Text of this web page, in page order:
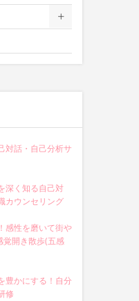
対話・自己分析サ
深く知る自己対
カウンセリング
感性を磨いて街や
覚開き散歩(五感
豊かにする！自分
修